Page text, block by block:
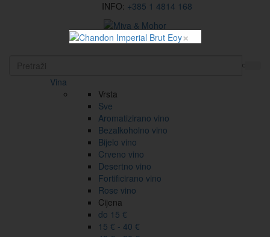
INFO: +385 1 4814 168
EN
Vina
Vrsta
Sve
Aromatizirano vino
Bezalkoholno vino
Bijelo vino
Crveno vino
Desertno vino
Fortificirano vino
Rose vino
Cijena
do 15 €
15 € - 40 €
×